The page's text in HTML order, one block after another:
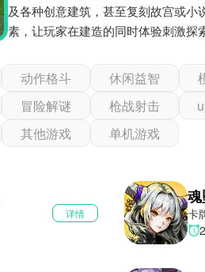
无尽冬日中文版
及各种创意建筑，甚至复刻故宫或
素，让玩家在建造的同时体验刺激探
动作格斗 休闲益智
冒险解谜 枪战射击
其他游戏 单机游戏
详情 卡